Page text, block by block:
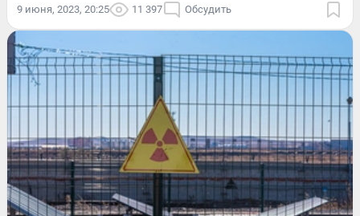
9 июня, 2023, 20:25 11 397 Обсудить